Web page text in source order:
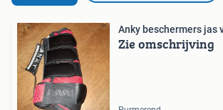
Anky beschermers jas
Zie omschrijving